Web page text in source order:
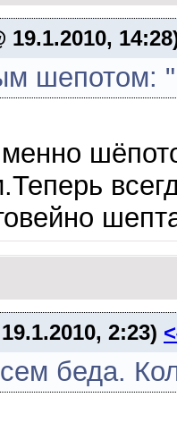
19.1.2010,
шепотом:
2:23)
беда.